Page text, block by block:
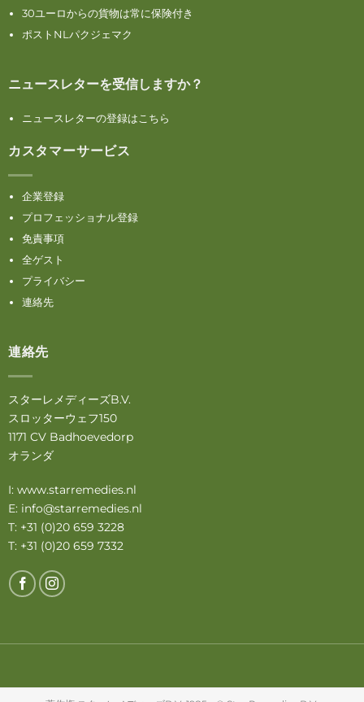
30ユーロからの貨物は常に保険付き
ポストNLパクジェマク
ニュースレターを受信しますか？
ニュースレターの登録はこちら
カスタマーサービス
企業登録
プロフェッショナル登録
免責事項
全ゲスト
プライバシー
連絡先
連絡先
スターレメディーズB.V.
スロッターウェフ150
1171 CV Badhoevedorp
オランダ
I: www.starremedies.nl
E: info@starremedies.nl
T: +31 (0)20 659 3228
T: +31 (0)20 659 7332